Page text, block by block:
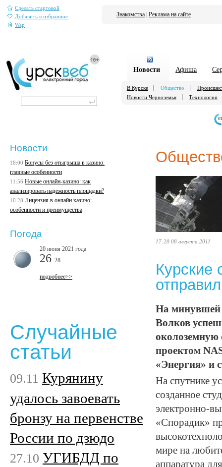
Сделать стартовой
Добавить в избранное
Wap
Знакомства Реклама на сайте
Новости Афиша
В Курске Общество
Новости Черноземья
Технологии
17:20 08 августа 2011
Курские
На минувшей
Волков
околоземную
проектом
«Энергия» и
На спутнике
созданное
электронно-
«Спорадик»
мире на
аппаратура
Новости
18:00 Бонусы без отыгрыша в казино:
главные особенности
11:56 Новые онлайн-казино: как
анализировать надежность площадки?
10:28 Лицензия в онлайн казино:
особенности и преимущества
Погода
20 июня 2021 года
26 ..28
подробнее>>
Случайные
статьи
09.11 Курянину
удалось завоевать
бронзу на первенстве
России по дзюдо
27.10 УГИБДД по